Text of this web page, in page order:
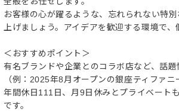
お客様の心が躍るような、忘れられない特
上げましょう。アイデアを歓迎する環境で
＜おすすめポイント＞
有名ブランドや企業とのコラボ店など、話
（例：2025年8月オープンの銀座ティファ
年間休日111日、月9日休みとプライベート
です。